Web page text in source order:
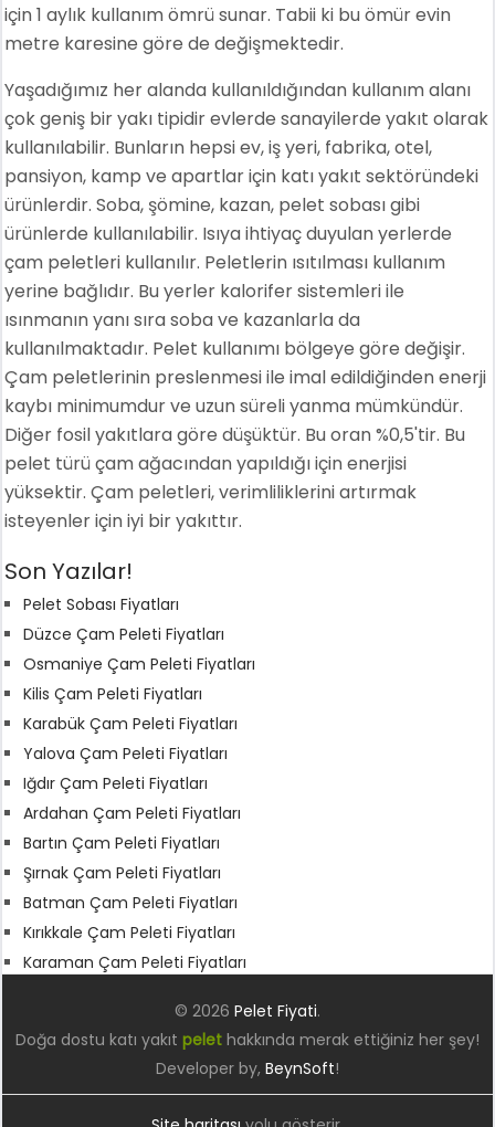
için 1 aylık kullanım ömrü sunar. Tabii ki bu ömür evin
metre karesine göre de değişmektedir.
Yaşadığımız her alanda kullanıldığından kullanım alanı
çok geniş bir yakı tipidir evlerde sanayilerde yakıt olarak
kullanılabilir. Bunların hepsi ev, iş yeri, fabrika, otel,
pansiyon, kamp ve apartlar için katı yakıt sektöründeki
ürünlerdir. Soba, şömine, kazan, pelet sobası gibi
ürünlerde kullanılabilir. Isıya ihtiyaç duyulan yerlerde
çam peletleri kullanılır. Peletlerin ısıtılması kullanım
yerine bağlıdır. Bu yerler kalorifer sistemleri ile
ısınmanın yanı sıra soba ve kazanlarla da
kullanılmaktadır. Pelet kullanımı bölgeye göre değişir.
Çam peletlerinin preslenmesi ile imal edildiğinden enerji
kaybı minimumdur ve uzun süreli yanma mümkündür.
Diğer fosil yakıtlara göre düşüktür. Bu oran %0,5'tir. Bu
pelet türü çam ağacından yapıldığı için enerjisi
yüksektir. Çam peletleri, verimliliklerini artırmak
isteyenler için iyi bir yakıttır.
Son Yazılar!
Pelet Sobası Fiyatları
Düzce Çam Peleti Fiyatları
Osmaniye Çam Peleti Fiyatları
Kilis Çam Peleti Fiyatları
Karabük Çam Peleti Fiyatları
Yalova Çam Peleti Fiyatları
Iğdır Çam Peleti Fiyatları
Ardahan Çam Peleti Fiyatları
Bartın Çam Peleti Fiyatları
Şırnak Çam Peleti Fiyatları
Batman Çam Peleti Fiyatları
Kırıkkale Çam Peleti Fiyatları
Karaman Çam Peleti Fiyatları
© 2026 Pelet Fiyati.
Doğa dostu katı yakıt pelethakkında merak ettiğiniz her şey!
Developer by, BeynSoft!